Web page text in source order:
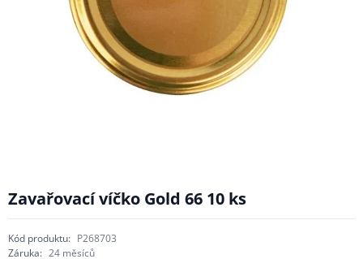
Zavařovací víčko Gold 66 10 ks
Kód produktu: P268703
Záruka: 24 měsíců